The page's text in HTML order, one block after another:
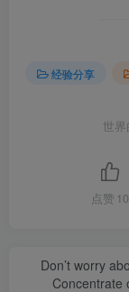
经验分享
世
点赞 10
Don’t worry
Concentrate